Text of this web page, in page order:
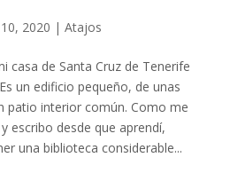
10, 2020 | Atajos
casa de Santa Cruz de Tenerife
un edificio pequeño, de unas
patio interior común. Como me
escribo desde que aprendí,
una biblioteca considerable...